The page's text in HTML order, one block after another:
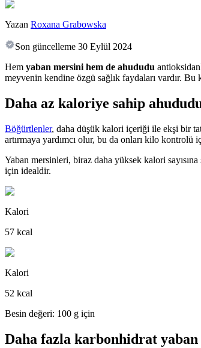
Yazan Roxana Grabowska
Son güncelleme 30 Eylül 2024
Hem yaban mersini hem de ahududu
meyvenin kendine özgü sağlık faydaları vardır.
Daha az kaloriye sahip
Böğürtlenler, daha düşük kalori içeriği ile ekşi bir
artırmaya yardımcı olur, bu da onları kilo kontrolü
Yaban mersinleri, biraz daha yüksek kalori sayısına
için idealdir.
Kalori
57 kcal
Kalori
52 kcal
Besin değeri: 100 g için
Daha fazla karbonhidrat